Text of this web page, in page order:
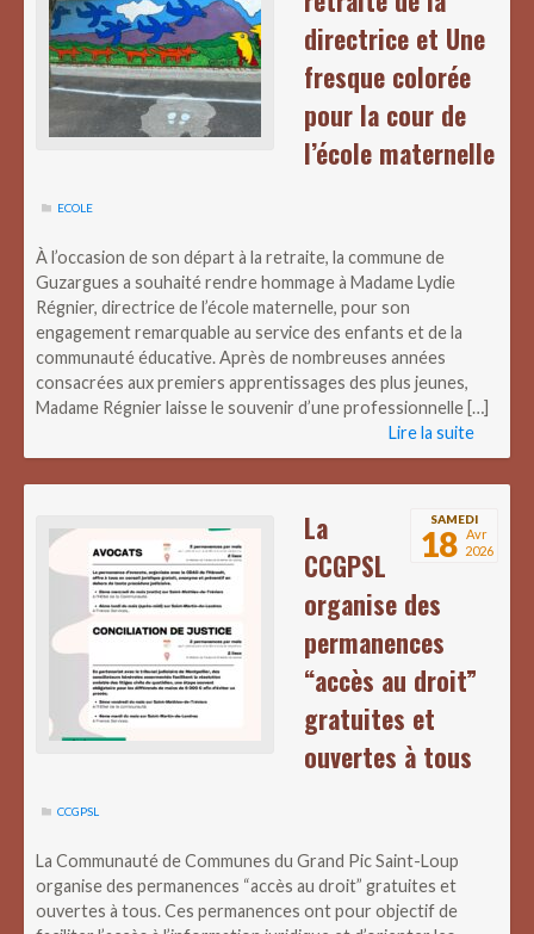
directrice et Une
fresque colorée
pour la cour de
l’école maternelle
ECOLE
À l’occasion de son départ à la retraite, la commune de
Guzargues a souhaité rendre hommage à Madame Lydie
Régnier, directrice de l’école maternelle, pour son
engagement remarquable au service des enfants et de la
communauté éducative. Après de nombreuses années
consacrées aux premiers apprentissages des plus jeunes,
Madame Régnier laisse le souvenir d’une professionnelle […]
Lire la suite
SAMEDI
18
Avr
2026
La
CCGPSL
organise des
permanences
“accès au droit”
gratuites et
ouvertes à tous
CCGPSL
La Communauté de Communes du Grand Pic Saint-Loup
organise des permanences “accès au droit” gratuites et
ouvertes à tous. Ces permanences ont pour objectif de